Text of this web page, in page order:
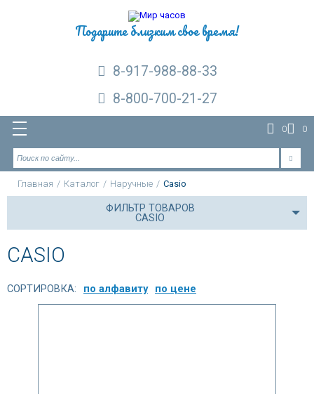
Подарите близким свое время!
8-917-988-88-33
8-800-700-21-27
0 0
Главная / Каталог / Наручные / Casio
ФИЛЬТР ТОВАРОВ
CASIO
CASIO
СОРТИРОВКА: по алфавиту по цене